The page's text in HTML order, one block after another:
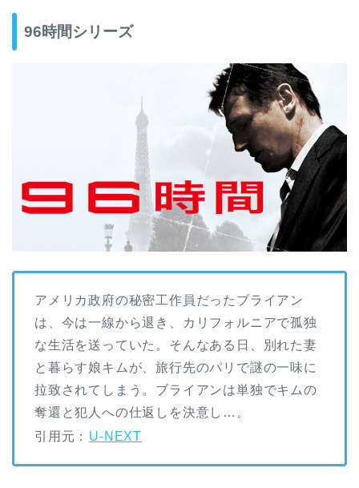
96時間シリーズ
アメリカ政府の秘密工作員だったブライアン
は、今は一線から退き、カリフォルニアで孤独
な生活を送っていた。そんなある日、別れた妻
と暮らす娘キムが、旅行先のパリで謎の一味に
拉致されてしまう。ブライアンは単独でキムの
奪還と犯人への仕返しを決意し…。
引用元： U-NEXT